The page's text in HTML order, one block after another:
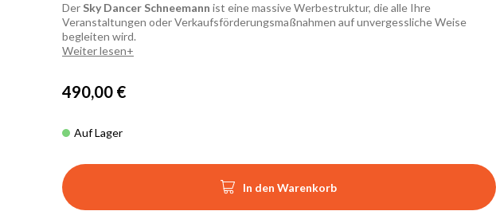
Der Sky Dancer Schneemann ist eine massive Werbestruktur, die alle Ihre
Veranstaltungen oder Verkaufsförderungsmaßnahmen auf unvergessliche Weise
begleiten wird.
Weiter lesen
490,00 €
Auf Lager
In den Warenkorb